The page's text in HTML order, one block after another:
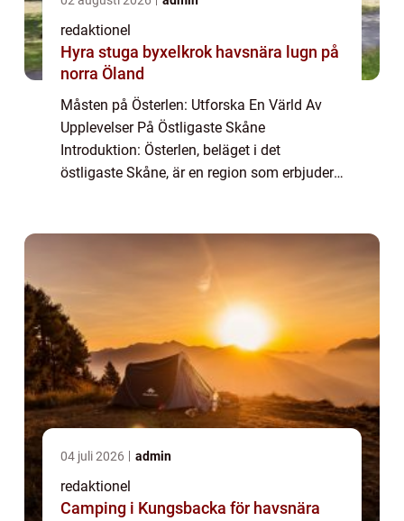
redaktionel
Hyra stuga byxelkrok havsnära lugn på
norra Öland
Måsten på Österlen: Utforska En Värld Av
Upplevelser På Östligaste Skåne
Introduktion: Österlen, beläget i det
östligaste Skåne, är en region som erbjuder
04 juli 2026 admin
redaktionel
Camping i Kungsbacka för havsnära